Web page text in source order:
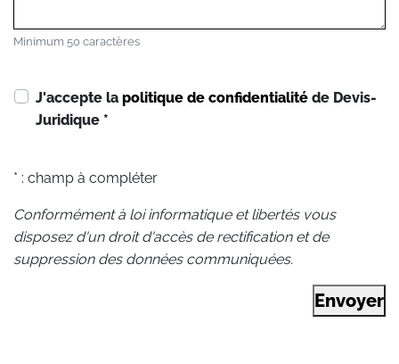
Minimum 50 caractères
J'accepte la politique de confidentialité de Devis-
Juridique *
* : champ à compléter
Conformément à loi informatique et libertés vous
disposez d'un droit d'accès de rectification et de
suppression des données communiquées.
Envoyer